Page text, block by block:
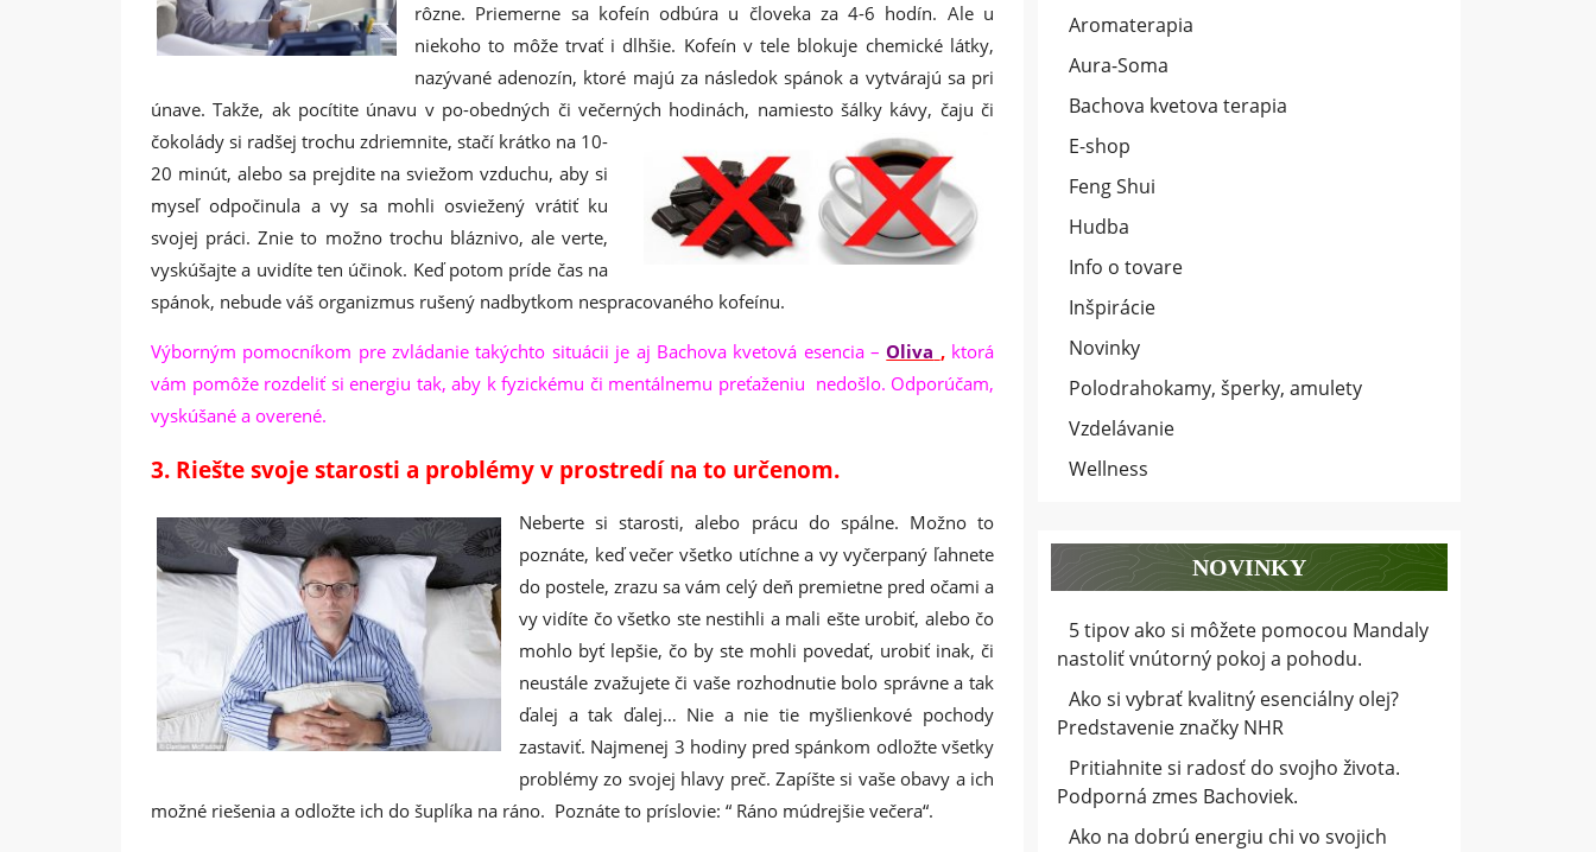
rôzne. Priemerne sa kofeín odbúra u človeka za 4-6 hodín. Ale u
niekoho to môže trvať i dlhšie. Kofeín v tele blokuje chemické látky,
nazývané adenozín, ktoré majú za následok spánok a vytvárajú sa pri
únave. Takže, ak pocítite únavu v po-obedných či večerných hodinách, namiesto šálky kávy, čaju či
čokolády si radšej trochu zdriemnite, stačí krátko na 10-
20 minút, alebo sa prejdite na sviežom vzduchu, aby si
myseľ odpočinula a vy sa mohli osviežený vrátiť ku
svojej práci. Znie to možno trochu bláznivo, ale verte,
vyskúšajte a uvidíte ten účinok. Keď potom príde čas na
spánok, nebude váš organizmus rušený nadbytkom nespracovaného kofeínu.
Výborným pomocníkom pre zvládanie takýchto situácii je aj Bachova kvetová esencia – Oliva , ktorá
vám pomôže rozdeliť si energiu tak, aby k fyzickému či mentálnemu preťaženiu nedošlo. Odporúčam,
vyskúšané a overené.
3. Riešte svoje starosti a problémy v prostredí na to určenom.
Neberte si starosti, alebo prácu do spálne. Možno to
poznáte, keď večer všetko utíchne a vy vyčerpaný ľahnete
do postele, zrazu sa vám celý deň premietne pred očami a
vy vidíte čo všetko ste nestihli a mali ešte urobiť, alebo čo
mohlo byť lepšie, čo by ste mohli povedať, urobiť inak, či
neustále zvažujete či vaše rozhodnutie bolo správne a tak
ďalej a tak ďalej… Nie a nie tie myšlienkové pochody
zastaviť. Najmenej 3 hodiny pred spánkom odložte všetky
problémy zo svojej hlavy preč. Zapíšte si vaše obavy a ich
možné riešenia a odložte ich do šuplíka na ráno. Poznáte to príslovie: “ Ráno múdrejšie večera“.
Aromaterapia
Aura-Soma
Bachova kvetova terapia
E-shop
Feng Shui
Hudba
Info o tovare
Inšpirácie
Novinky
Polodrahokamy, šperky, amulety
Vzdelávanie
Wellness
NOVINKY
5 tipov ako si môžete pomocou Mandaly
nastoliť vnútorný pokoj a pohodu.
Ako si vybrať kvalitný esenciálny olej?
Predstavenie značky NHR
Pritiahnite si radosť do svojho života.
Podporná zmes Bachoviek.
Ako na dobrú energiu chi vo svojich